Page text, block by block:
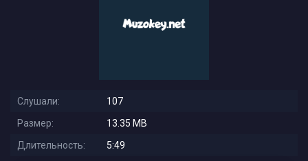
Слушали:
107
Размер:
13.35 MB
Длительность:
5:49